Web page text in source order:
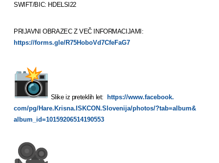
SWIFT/BIC: HDELSI22
PRIJAVNI OBRAZEC Z VEČ INFORMACIJAMI:
https://forms.gle/R75HoboVd7CfeFaG7
Slike iz preteklih let:
https://www.facebook.
com/pg/Hare.Krisna.ISKCON.Slovenija/photos/?tab=album&
album_id=10159206514190553